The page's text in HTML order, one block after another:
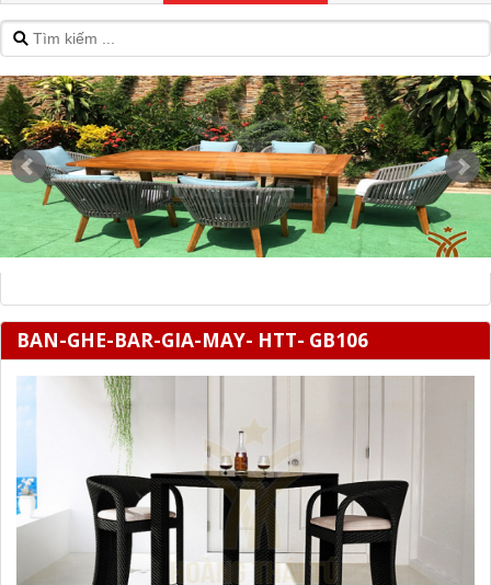
BAN-GHE-BAR-GIA-MAY- HTT- GB106